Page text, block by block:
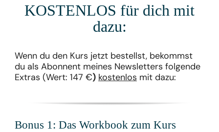
KOSTENLOS für dich mit
dazu:
Wenn du den Kurs jetzt bestellst, bekommst
du als Abonnent meines Newsletters folgende
Extras (Wert: 147 €) kostenlos mit dazu:
Bonus 1: Das Workbook zum Kurs